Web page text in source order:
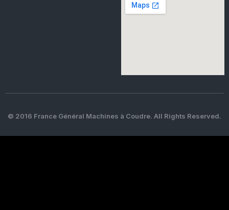
© 2016 France Général Machines à Coudre. All Rights Reserved.